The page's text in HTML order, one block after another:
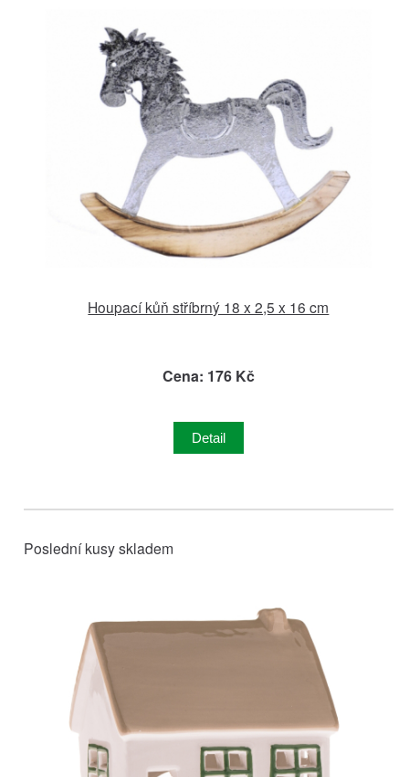
Houpací kůň stříbrný 18 x 2,5 x 16 cm
Cena: 176 Kč
Detail
Poslední kusy skladem